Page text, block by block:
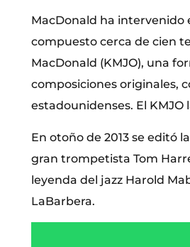
MacDonald ha intervenido
compuesto cerca de cien
MacDonald (KMJO), una
composiciones originales,
estadounidenses. El KMJO
En otoño de 2013 se editó
gran trompetista Tom
leyenda del jazz Harold
LaBarbera.